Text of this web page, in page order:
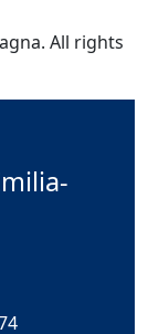
All rights